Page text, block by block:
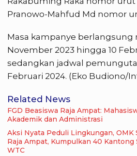
Pranowo-Mahfud Md nomor
Masa kampanye berlangsung
November 2023 hingga 10
sedangkan jadwal
Februari 2024. (Eko Budiono/
Related News
FGD Beasiswa Raja Ampat:
Akademik dan Administrasi
Aksi Nyata Peduli Lingkungan, OMK
Raja Ampat, Kumpulkan 40 Kantong
WTC